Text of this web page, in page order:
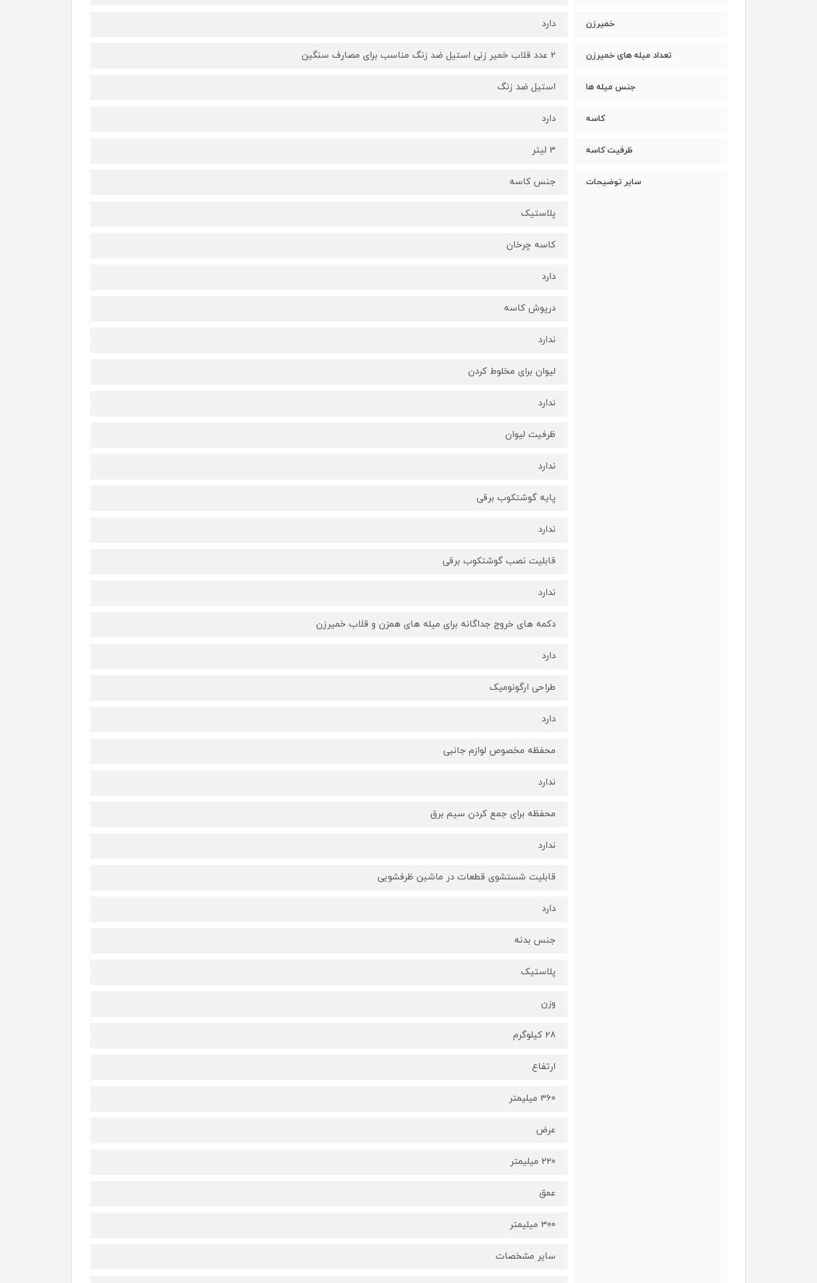
خمیرزن دارد
تعداد میله های خمیرزن 2 عدد قلاب خمیر زنی استیل ضد زنگ مناسب برای مصارف سنگین
جنس میله ها استیل ضد زنگ
کاسه دارد
ظرفیت کاسه 3 لیتر
سایر توضیحات جنس کاسه
پلاستیک
کاسه چرخان
دارد
درپوش کاسه
ندارد
لیوان برای مخلوط کردن
ندارد
ظرفیت لیوان
ندارد
پایه گوشتکوب برقی
ندارد
قابلیت نصب گوشتکوب برقی
ندارد
دکمه های خروج جداگانه برای میله های همزن و قلاب خمیرزن
دارد
طراحی ارگونومیک
دارد
محفظه مخصوص لوازم جانبی
ندارد
محفظه برای جمع كردن سیم برق
ندارد
قابلیت شستشوی قطعات در ماشین ظرفشویی
دارد
جنس بدنه
پلاستیک
وزن
28 کیلوگرم
ارتفاع
360 میلیمتر
عرض
220 میلیمتر
عمق
300 میلیمتر
سایر مشخصات